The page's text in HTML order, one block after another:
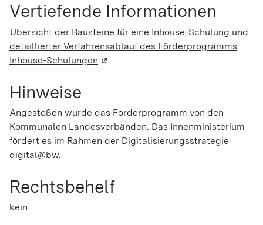
Vertiefende Informationen
Übersicht der Bausteine für eine Inhouse-Schulung und
detaillierter Verfahrensablauf des Förderprogramms
Inhouse-Schulungen (Wird in einem neuen Fenster
Hinweise
Angestoßen wurde das Förderprogramm von den
Kommunalen Landesverbänden. Das Innenministerium
fördert es im Rahmen der Digitalisierungsstrategie
digital@bw.
Rechtsbehelf
kein